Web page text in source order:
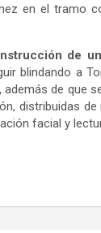
en el tramo
de
blindando a
además de que
distribuidas de
facial y